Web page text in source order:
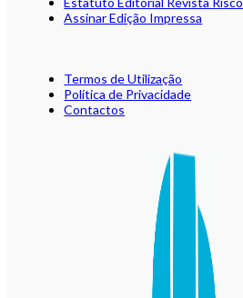
Assinar Edição Impressa
Termos de Utilização
Política de Privacidade
Contactos